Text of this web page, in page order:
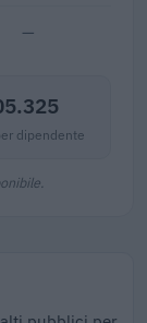
—
dipendente